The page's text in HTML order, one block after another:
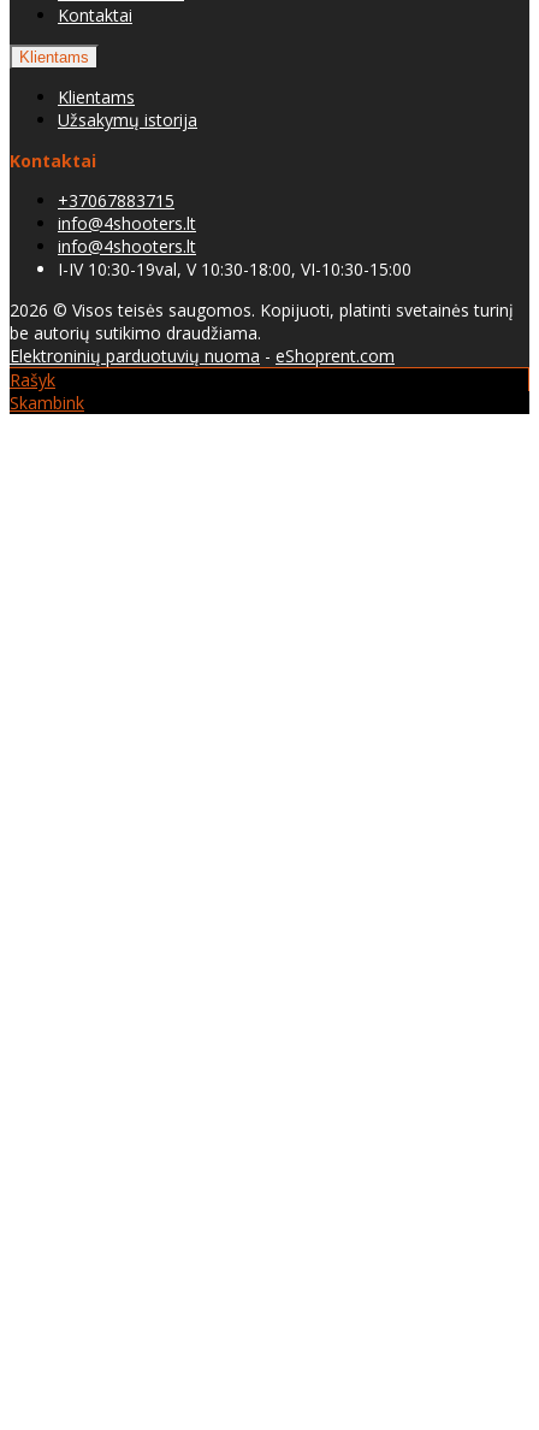
Kontaktai
Klientams
Klientams
Užsakymų istorija
Kontaktai
+37067883715
info@4shooters.lt
info@4shooters.lt
I-IV 10:30-19val, V 10:30-18:00, VI-10:30-15:00
2026 © Visos teisės saugomos. Kopijuoti, platinti svetainės turinį
be autorių sutikimo draudžiama.
Elektroninių parduotuvių nuoma - eShoprent.com
Rašyk
Skambink